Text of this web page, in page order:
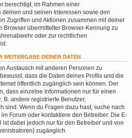
berechtigt, im Rahmen einer
und seinen Interessen sowie den
Zugriffen und Aktionen zusammen mit deiner
Browser übermittelter Browser-Kennung zu
oder zur rechtlichen
WEITERGABE DEINER DATEN
Austausch mit anderen Personen zu
dass die Daten deines Profils und die
öffentlich zugänglich sein können. Der
dass einzelne Informationen nur für einen
B. andere registrierte Benutzer,
sind. Wenn du Fragen dazu hast, suche nach
Forum oder kontaktiere den Betreiber. Die E-
ist dabei jedoch nur für den Betreiber und von
zugänglich.